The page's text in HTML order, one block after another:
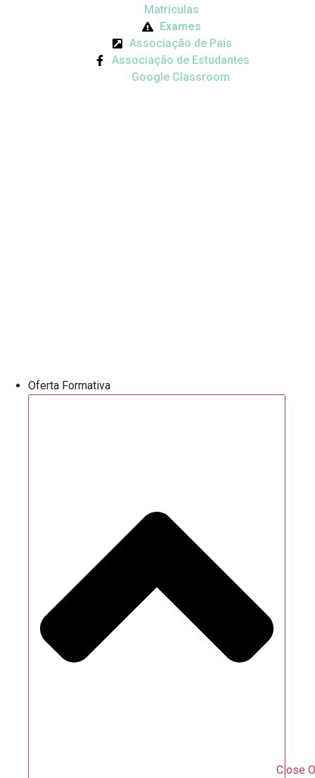
Matriculas
Exames
Associação de Pais
Associação de Estudantes
Google Classroom
Oferta Formativa
Close